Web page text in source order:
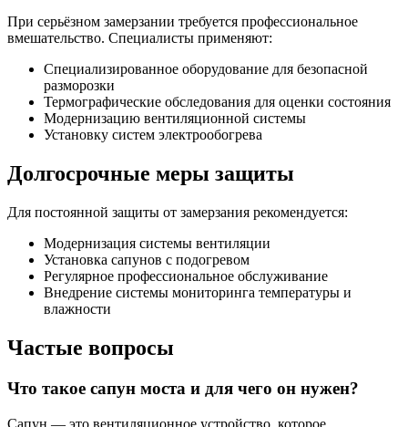
При серьёзном замерзании требуется профессиональное
вмешательство. Специалисты применяют:
Специализированное оборудование для безопасной
разморозки
Термографические обследования для оценки состояния
Модернизацию вентиляционной системы
Установку систем электрообогрева
Долгосрочные меры защиты
Для постоянной защиты от замерзания рекомендуется:
Модернизация системы вентиляции
Установка сапунов с подогревом
Регулярное профессиональное обслуживание
Внедрение системы мониторинга температуры и
влажности
Частые вопросы
Что такое сапун моста и для чего он нужен?
Сапун — это вентиляционное устройство, которое